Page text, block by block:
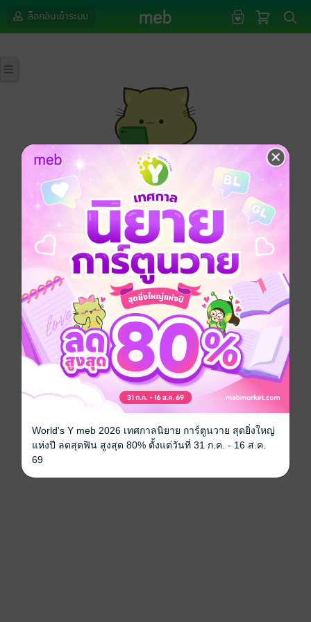
ล็อกอินเข้าระบบ
กรุณาเข้าสู่ระบบก่อนดำเนินรายการด้วยค่ะ
ล็อกอินเข้าระบบ
World's Y meb 2026 เทศกาลนิยาย การ์ตูนวาย สุดยิ่งใหญ่
แห่งปี ลดสุดฟิน สูงสุด 80% ตั้งแต่วันที่ 31 ก.ค. - 16 ส.ค.
69